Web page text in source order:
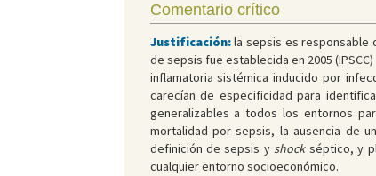
Comentario crítico
Justificación:la sepsis es responsable
de sepsis fue establecida en 2005
inflamatoria sistémica inducido por
carecían de especificidad para
generalizables a todos los entornos
mortalidad por sepsis, la ausencia de
definición de sepsis yshockséptico, y
cualquier entorno socioeconómico.